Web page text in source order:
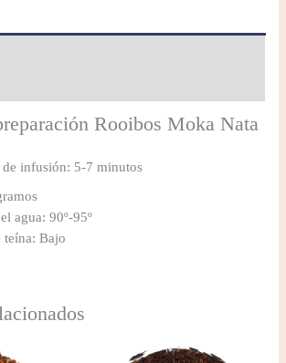
Rooibos Moka Nata
infusión: 5-7 minutos
agua: 90º-95º
Bajo